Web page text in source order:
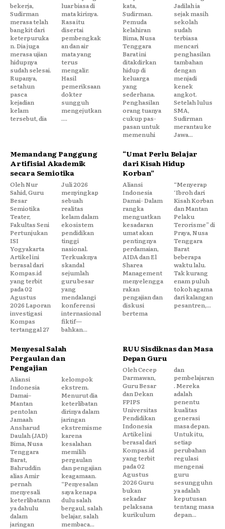
bekerja,
Sudirman
merasa telah
bangkit dari
keterpuruka
n. Dia juga
merasa ujian
hidupnya
sudah selesai.
Rupanya,
setahun
pasca
kejadian
kelam
tersebut, dia
luar biasa di
mata kirinya.
Rasa itu
disertai
pembengkak
an dan air
mata yang
terus
mengalir.
Hasil
pemeriksaan
dokter
sungguh
mengejutkan
....
kata,
Sudirman.
Pemuda
kelahiran
Bima, Nusa
Tenggara
Barat ini
ditakdirkan
hidup di
keluarga
yang
sederhana.
Penghasilan
orang tuanya
cukup pas-
pasan untuk
memenuhi
Jadilah ia
sejak masih
sekolah
sudah
terbiasa
mencari
penghasilan
tambahan
dengan
menjadi
kenek
angkot.
Setelah lulus
SMA,
Sudirman
merantau ke
Jawa...
Memandang Panggung
Artifisial Akademik
secara Semiotika
Oleh Nur
Sahid, Guru
Besar
Semiotika
Teater,
Fakultas Seni
Pertunjukan
ISI
Yogyakarta
Artikel ini
berasal dari
Kompas.id
yang terbit
pada 02
Agustus
2026 Laporan
investigasi
Kompas
tertanggal 27
Juli 2026
menyingkap
sebuah
realitas
kelam dalam
ekosistem
pendidikan
tinggi
nasional.
Terkuaknya
skandal
sejumlah
guru besar
yang
mendalangi
konferensi
internasional
fiktif—
bahkan...
“Umat Perlu Belajar
dari Kisah Hidup
Korban”
Aliansi
Indonesia
Damai- Dalam
rangka
menguatkan
kesadaran
umat akan
pentingnya
perdamaian,
AIDA dan El
Sharea
Management
menyelengga
rakan
pengajian dan
diskusi
bertema
“Menyerap
‘Ibroh dari
Kisah Korban
dan Mantan
Pelaku
Terorisme” di
Praya, Nusa
Tenggara
Barat
beberapa
waktu lalu.
Tak kurang
enam puluh
tokoh agama
dari kalangan
pesantren,...
Menyesal Salah
Pergaulan dan
Pengajian
Aliansi
Indonesia
Damai–
Mantan
pentolan
Jamaah
Ansharud
Daulah (JAD)
Bima, Nusa
Tenggara
Barat,
Bahruddin
alias Amir
pernah
menyesali
keterlibatann
ya dahulu
dalam
jaringan
kelompok
ekstrem.
Menurut dia
keterlibatan
dirinya dalam
jaringan
ekstremisme
karena
kesalahan
memilih
pergaulan
dan pengajian
keagamaan.
“Penyesalan
saya kenapa
dulu salah
bergaul, salah
belajar, salah
membaca...
RUU Sisdiknas dan Masa
Depan Guru
Oleh Cecep
Darmawan,
Guru Besar
dan Dekan
FPIPS
Universitas
Pendidikan
Indonesia
Artikel ini
berasal dari
Kompas.id
yang terbit
pada 02
Agustus
2026 Guru
bukan
sekadar
pelaksana
kurikulum
dan
pembelajaran
. Mereka
adalah
penentu
kualitas
generasi
masa depan.
Untuk itu,
setiap
perubahan
regulasi
mengenai
guru
sesungguhn
ya adalah
keputusan
tentang masa
depan...